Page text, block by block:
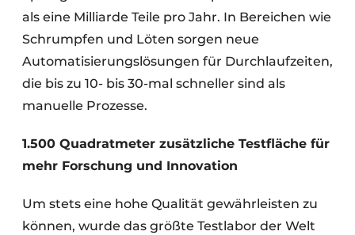
als eine Milliarde Teile pro Jahr. In Bereichen wie
Schrumpfen und Löten sorgen neue
Automatisierungslösungen für Durchlaufzeiten,
die bis zu 10- bis 30-mal schneller sind als
manuelle Prozesse.
1.500 Quadratmeter zusätzliche Testfläche für
mehr Forschung und Innovation
Um stets eine hohe Qualität gewährleisten zu
können, wurde das größte Testlabor der Welt